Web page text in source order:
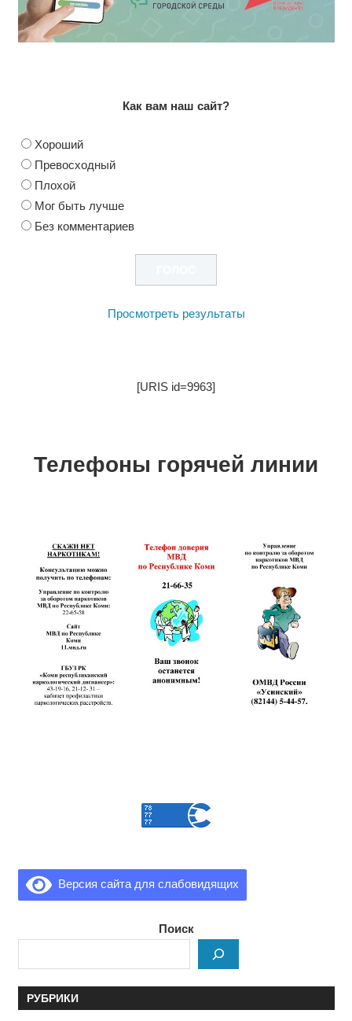
Как вам наш сайт?
Хороший
Превосходный
Плохой
Мог быть лучше
Без комментариев
Просмотреть результаты
[URIS id=9963]
Телефоны горячей линии
Версия сайта для слабовидящих
Поиск
РУБРИКИ